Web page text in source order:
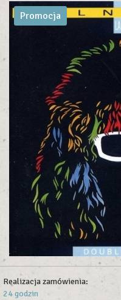
Promocja
Realizacja zamówienia:
24 godzin